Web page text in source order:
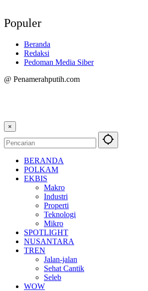
Populer
Beranda
Redaksi
Pedoman Media Siber
@ Penamerahputih.com
×
BERANDA
POLKAM
EKBIS
Makro
Industri
Properti
Teknologi
Mikro
SPOTLIGHT
NUSANTARA
TREN
Jalan-jalan
Sehat Cantik
Seleb
WOW